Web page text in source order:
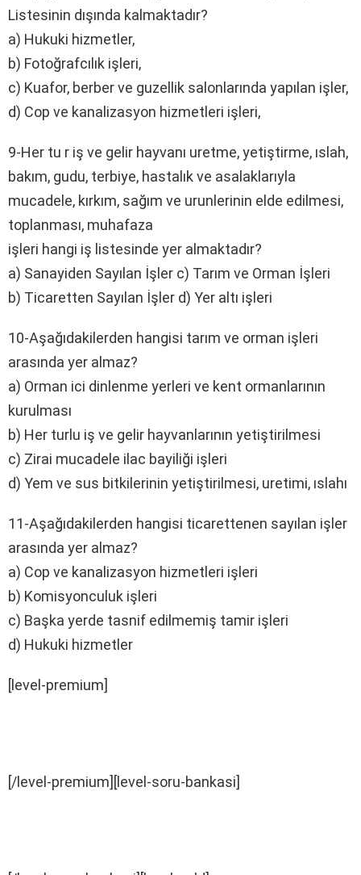
Listesinin dışında kalmaktadır?
a) Hukuki hizmetler,
b) Fotoğrafcılık işleri,
c) Kuafor, berber ve guzellik salonlarında yapılan işler,
d) Cop ve kanalizasyon hizmetleri işleri,
9-Her tu r iş ve gelir hayvanı uretme, yetiştirme, ıslah,
bakım, gudu, terbiye, hastalık ve asalaklarıyla
mucadele, kırkım, sağım ve urunlerinin elde edilmesi,
toplanması, muhafaza
işleri hangi iş listesinde yer almaktadır?
a) Sanayiden Sayılan İşler c) Tarım ve Orman İşleri
b) Ticaretten Sayılan İşler d) Yer altı işleri
10-Aşağıdakilerden hangisi tarım ve orman işleri
arasında yer almaz?
a) Orman ici dinlenme yerleri ve kent ormanlarının
kurulması
b) Her turlu iş ve gelir hayvanlarının yetiştirilmesi
c) Zirai mucadele ilac bayiliği işleri
d) Yem ve sus bitkilerinin yetiştirilmesi, uretimi, ıslahı
11-Aşağıdakilerden hangisi ticarettenen sayılan işler
arasında yer almaz?
a) Cop ve kanalizasyon hizmetleri işleri
b) Komisyonculuk işleri
c) Başka yerde tasnif edilmemiş tamir işleri
d) Hukuki hizmetler
[level-premium]
[/level-premium][level-soru-bankasi]